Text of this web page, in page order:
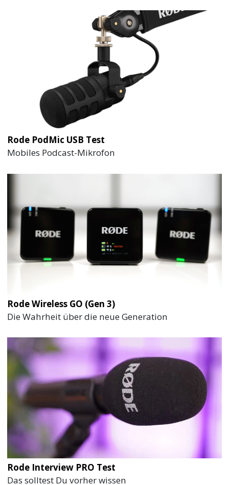
Rode PodMic USB Test
Mobiles Podcast-Mikrofon
Rode Wireless GO (Gen 3)
Die Wahrheit über die neue Generation
Rode Interview PRO Test
Das solltest Du vorher wissen